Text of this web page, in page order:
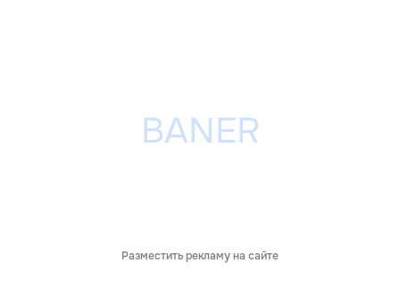
Разместить рекламу на сайте